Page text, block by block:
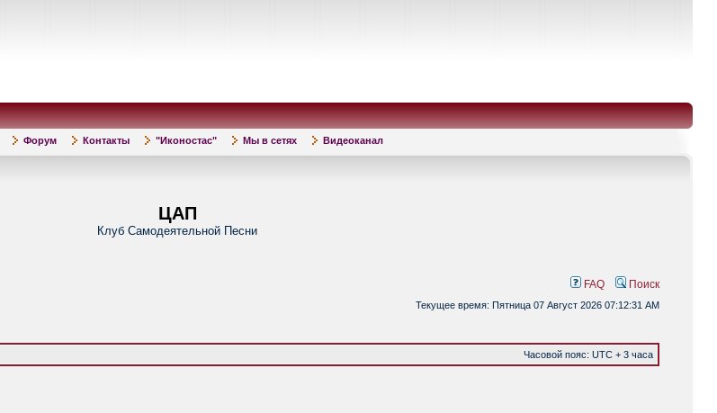
Форум Контакты "Иконостас" Мы в сетях Видеоканал
ЦАП
Клуб Самодеятельной Песни
FAQ Поиск
Текущее время: Пятница 07 Август 2026 07:12:31 AM
Часовой пояс: UTC + 3 часа